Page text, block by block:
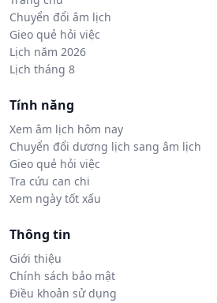
Chuyển đổi âm lịch
Gieo quẻ hỏi việc
Lịch năm 2026
Lịch tháng 8
Tính năng
Xem âm lịch hôm nay
Chuyển đổi dương lịch sang âm lịch
Gieo quẻ hỏi việc
Tra cứu can chi
Xem ngày tốt xấu
Thông tin
Giới thiệu
Chính sách bảo mật
Điều khoản sử dụng